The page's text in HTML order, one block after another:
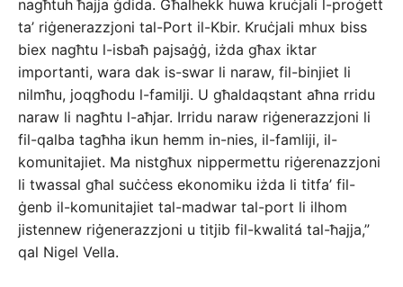
nagħtuh ħajja ġdida. Għalhekk huwa kruċjali l-proġett
ta’ riġenerazzjoni tal-Port il-Kbir. Kruċjali mhux biss
biex nagħtu l-isbaħ pajsaġġ, iżda għax iktar
importanti, wara dak is-swar li naraw, fil-binjiet li
nilmħu, joqgħodu l-familji. U għaldaqstant aħna rridu
naraw li nagħtu l-aħjar. Irridu naraw riġenerazzjoni li
fil-qalba tagħha ikun hemm in-nies, il-famliji, il-
komunitajiet. Ma nistgħux nippermettu riġerenazzjoni
li twassal għal suċċess ekonomiku iżda li titfa’ fil-
ġenb il-komunitajiet tal-madwar tal-port li ilhom
jistennew riġenerazzjoni u titjib fil-kwalitá tal-ħajja,”
qal Nigel Vella.